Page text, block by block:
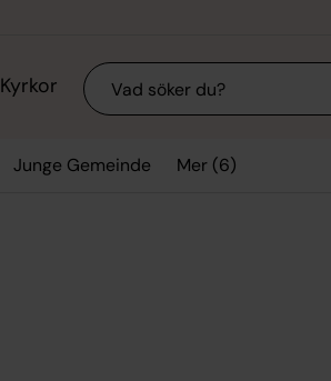
Kyrkor Sök
Junge Gemeinde Mer (6)